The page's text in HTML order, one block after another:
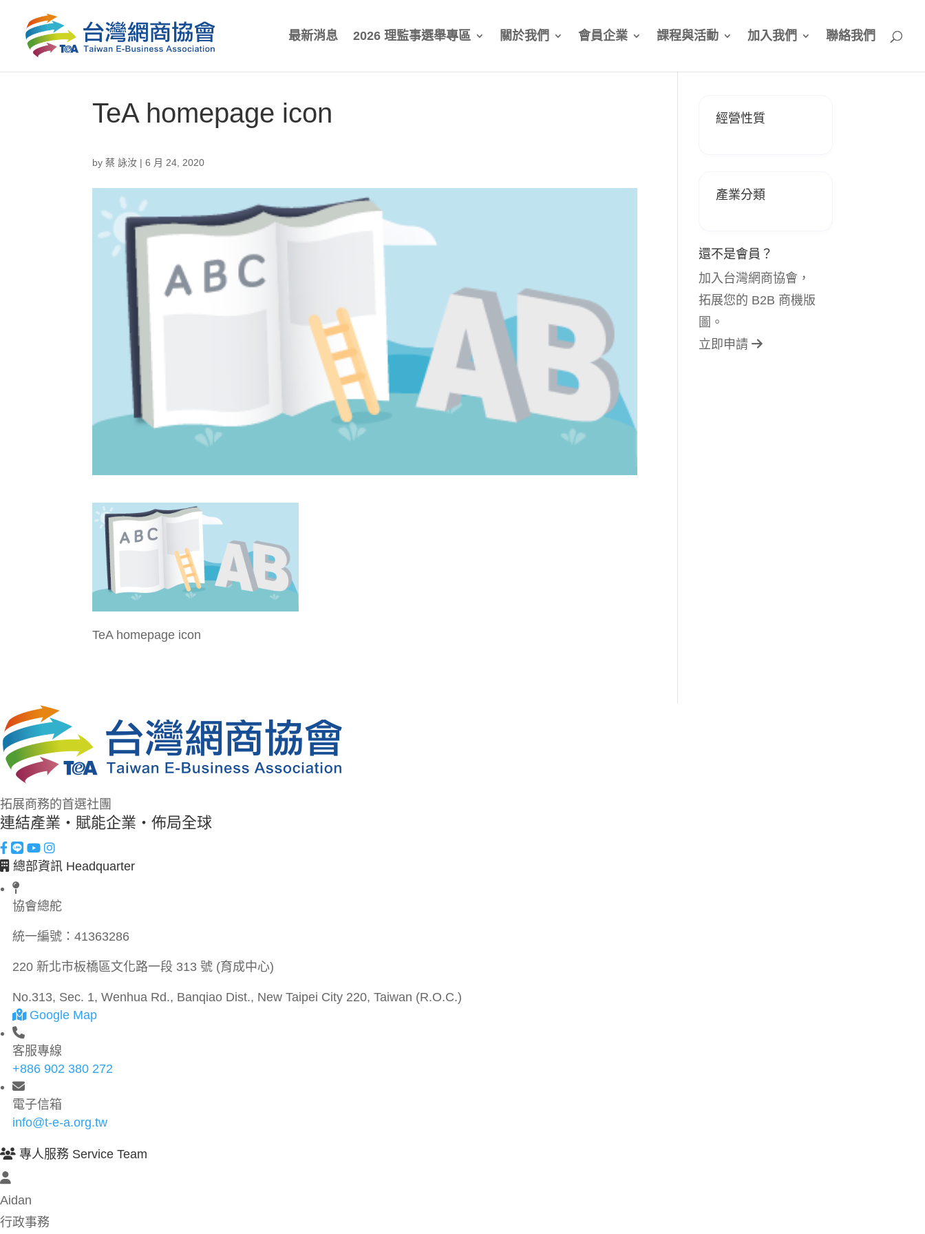
最新消息 2026 理監事選舉專區 關於我們 會員企業 課程與活動 加入我們 聯絡我們
TeA homepage icon
by蔡 詠汝 |6 月 24, 2020
TeA homepage icon
經營性質
產業分類
還不是會員？
加入台灣網商協會，
拓展您的 B2B 商機版
圖。
立即申請
拓展商務的首選社團
連結產業・賦能企業・佈局全球
總部資訊 Headquarter
協會總舵
統一編號： 41363286
220 新北市板橋區文化路一段 313 號 (育成中心)
No.313, Sec. 1, Wenhua Rd., Banqiao Dist., New Taipei City 220, Taiwan (R.O.C.)
Google Map
客服專線
+886 902 380 272
電子信箱
info@t-e-a.org.tw
專人服務 Service Team
Aidan
行政事務